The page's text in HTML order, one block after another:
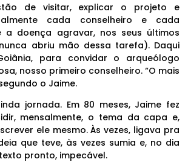
de visitar, explicar o projeto e
cada conselheiro e cada
a doença agravar, nos seus últimos
abriu mão dessa tarefa). Daqui
para convidar o arqueólogo
nosso primeiro conselheiro. “O mais
o Jaime.
jornada. Em 80 meses, Jaime fez
mensalmente, o tema da capa e,
ele mesmo. Às vezes, ligava pra
que teve, às vezes sumia e, no dia
pronto, impecável.